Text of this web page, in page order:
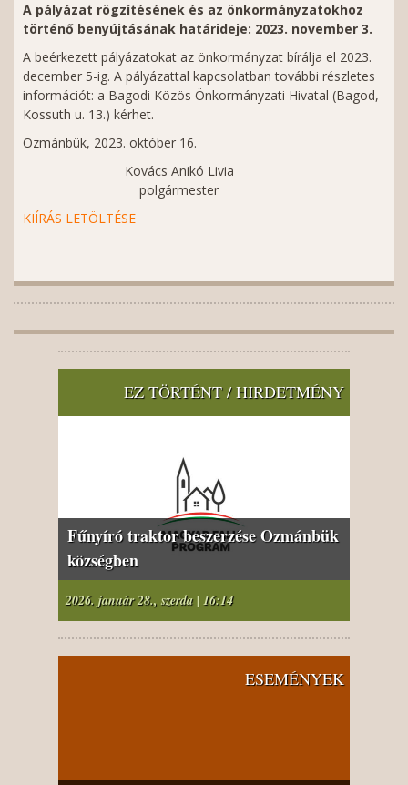
A pályázat rögzítésének és az önkormányzatokhoz
történő benyújtásának határideje: 2023. november 3.
A beérkezett pályázatokat az önkormányzat bírálja el 2023.
december 5-ig. A pályázattal kapcsolatban további részletes
információt: a Bagodi Közös Önkormányzati Hivatal (Bagod,
Kossuth u. 13.) kérhet.
Ozmánbük, 2023. október 16.
Kovács Anikó Livia
polgármester
KIÍRÁS LETÖLTÉSE
EZ TÖRTÉNT / HIRDETMÉNY
Fűnyíró traktor beszerzése Ozmánbük
községben
2026. január 28., szerda | 16:14
ESEMÉNYEK